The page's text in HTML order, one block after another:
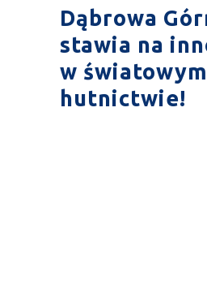
Dąbrowa
stawia na
w światowym
hutnictwie!